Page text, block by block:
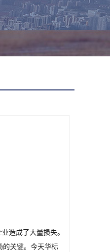
造成了大量损失。
的关键。今天华标